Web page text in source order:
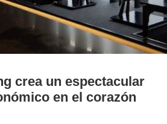
crea un espectacular
en el corazón